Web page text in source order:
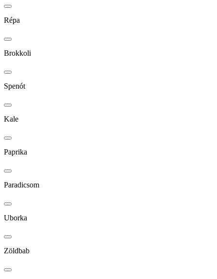
Répa
Brokkoli
Spenót
Kale
Paprika
Paradicsom
Uborka
Zöldbab